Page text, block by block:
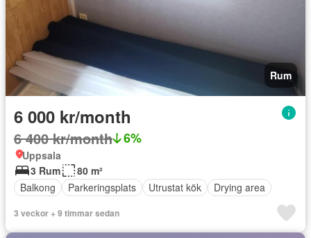
Rum
6 000 kr/month
6 400 kr/month 6%
Uppsala
3 Rum
80 m²
Balkong
Parkeringsplats Utrustat kök Drying area
3 veckor + 9 timmar sedan